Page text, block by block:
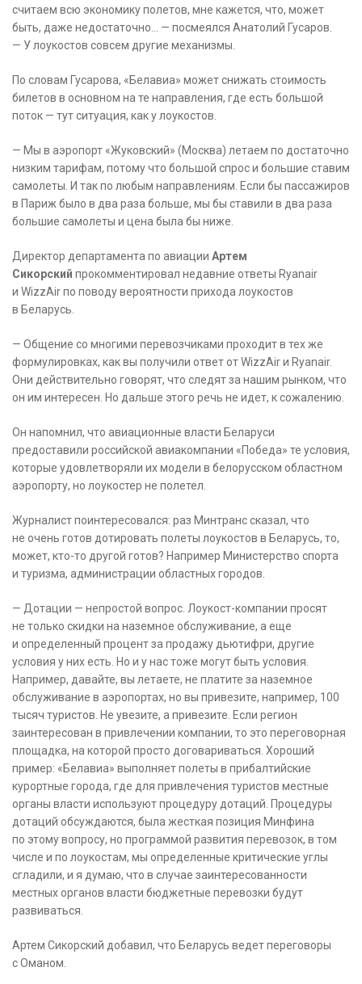
считаем всю экономику полетов, мне кажется, что, может
быть, даже недостаточно… — посмеялся Анатолий Гусаров.
— У лоукостов совсем другие механизмы.
По словам Гусарова, «Белавиа» может снижать стоимость
билетов в основном на те направления, где есть большой
поток — тут ситуация, как у лоукостов.
— Мы в аэропорт «Жуковский» (Москва) летаем по достаточно
низким тарифам, потому что большой спрос и большие ставим
самолеты. И так по любым направлениям. Если бы пассажиров
в Париж было в два раза больше, мы бы ставили в два раза
большие самолеты и цена была бы ниже.
Директор департамента по авиации Артем
Сикорский прокомментировал недавние ответы Ryanair
и WizzAir по поводу вероятности прихода лоукостов
в Беларусь.
— Общение со многими перевозчиками проходит в тех же
формулировках, как вы получили ответ от WizzAir и Ryanair.
Они действительно говорят, что следят за нашим рынком, что
он им интересен. Но дальше этого речь не идет, к сожалению.
Он напомнил, что авиационные власти Беларуси
предоставили российской авиакомпании «Победа» те условия,
которые удовлетворяли их модели в белорусском областном
аэропорту, но лоукостер не полетел.
Журналист поинтересовался: раз Минтранс сказал, что
не очень готов дотировать полеты лоукостов в Беларусь, то,
может, кто-то другой готов? Например Министерство спорта
и туризма, администрации областных городов.
— Дотации — непростой вопрос. Лоукост-компании просят
не только скидки на наземное обслуживание, а еще
и определенный процент за продажу дьютифри, другие
условия у них есть. Но и у нас тоже могут быть условия.
Например, давайте, вы летаете, не платите за наземное
обслуживание в аэропортах, но вы привезите, например, 100
тысяч туристов. Не увезите, а привезите. Если регион
заинтересован в привлечении компании, то это переговорная
площадка, на которой просто договариваться. Хороший
пример: «Белавиа» выполняет полеты в прибалтийские
курортные города, где для привлечения туристов местные
органы власти используют процедуру дотаций. Процедуры
дотаций обсуждаются, была жесткая позиция Минфина
по этому вопросу, но программой развития перевозок, в том
числе и по лоукостам, мы определенные критические углы
сгладили, и я думаю, что в случае заинтересованности
местных органов власти бюджетные перевозки будут
развиваться.
Артем Сикорский добавил, что Беларусь ведет переговоры
с Оманом.